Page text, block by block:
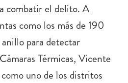
combatir el delito. A
como los más de 190
para detectar
Térmicas, Vicente
uno de los distritos